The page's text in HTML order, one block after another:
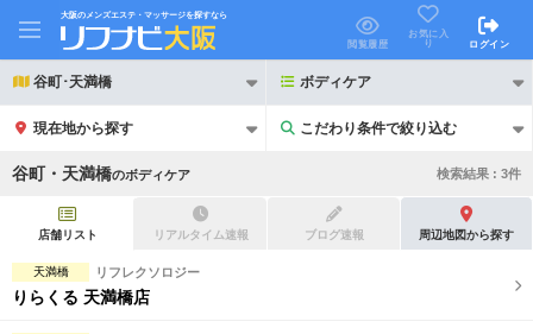
大阪のメンズエステ・マッサージを探すなら
閲覧履歴
お気に入
り
ログイン
谷町･天満橋 ボディケア
現在地から探す こだわり条件で絞り込む
こだわり条件で絞り込む
21時以降も受付
谷町・天満橋のボディケア 検索結果 : 3件
店舗リスト リアルタイム速報 ブログ速報 周辺地図から探す
天満橋 リフレクソロジー
りらくる 天満橋店